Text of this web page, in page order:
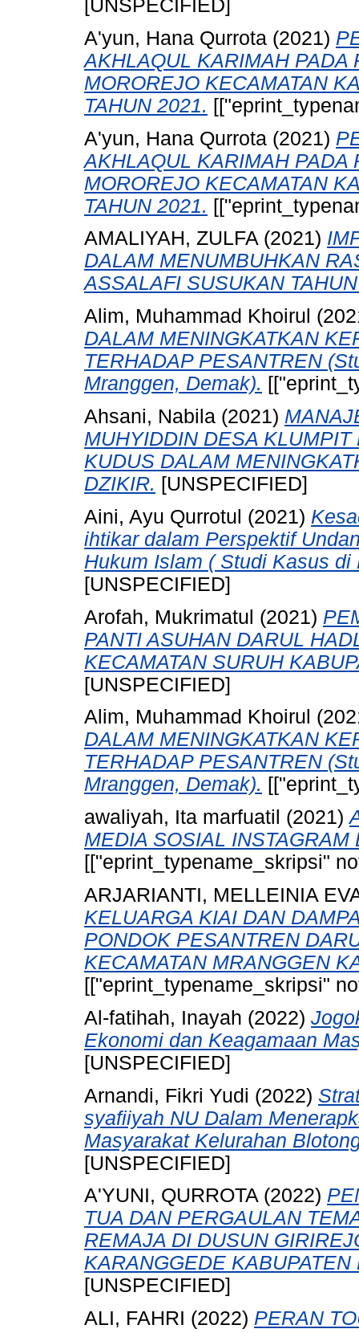
[UNSPECIFIED]
A'yun, Hana Qurrota (2021)
AKHLAQUL KARIMAH PADA
MOROREJO KECAMATAN
TAHUN 2021.
A'yun, Hana Qurrota (2021)
AKHLAQUL KARIMAH PADA
MOROREJO KECAMATAN
TAHUN 2021.
AMALIYAH, ZULFA (2021)
DALAM MENUMBUHKAN
ASSALAFI SUSUKAN
Alim, Muhammad Khoirul
DALAM MENINGKATKAN
TERHADAP PESANTREN
Mranggen, Demak).
Ahsani, Nabila (2021)
MUHYIDDIN DESA
KUDUS DALAM
DZIKIR. [UNSPECIFIED]
Aini, Ayu Qurrotul (2021)
ihtikar dalam Perspektif
Hukum Islam ( Studi Kasus
[UNSPECIFIED]
Arofah, Mukrimatul (2021)
PANTI ASUHAN DARUL
KECAMATAN SURUH
[UNSPECIFIED]
Alim, Muhammad Khoirul
DALAM MENINGKATKAN
TERHADAP PESANTREN
Mranggen, Demak).
awaliyah, Ita marfuatil (2021)
MEDIA SOSIAL
[["eprint_typename_skripsi"
ARJARIANTI, MELLEINIA
KELUARGA KIAI DAN
PONDOK PESANTREN
KECAMATAN MRANGGEN
[["eprint_typename_skripsi"
Al-fatihah, Inayah (2022)
Ekonomi dan Keagamaan
[UNSPECIFIED]
Arnandi, Fikri Yudi (2022)
syafiiyah NU Dalam
Masyarakat Kelurahan
[UNSPECIFIED]
A'YUNI, QURROTA (2022)
TUA DAN PERGAULAN
REMAJA DI DUSUN
KARANGGEDE
[UNSPECIFIED]
ALI, FAHRI (2022) PERAN